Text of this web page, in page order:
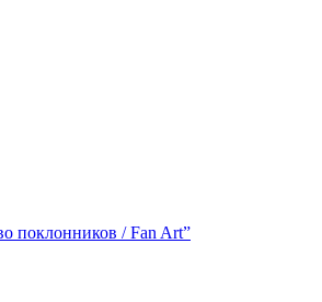
поклонников / Fan Art”